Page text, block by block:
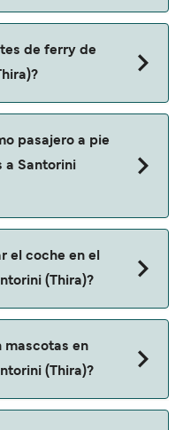
no incluye los gastos
Estas son:
de ferry de
consultar
descrubrir las
de las
pasajero a pie
a Santorini
el coche en el
(Thira)?
mascotas en
(Thira)?